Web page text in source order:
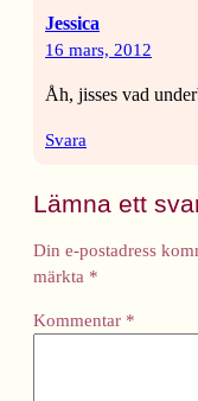
Jessica
16 mars, 2012
Åh, jisses vad
Svara
Lämna ett
Din e-postadress
märkta *
Kommentar *